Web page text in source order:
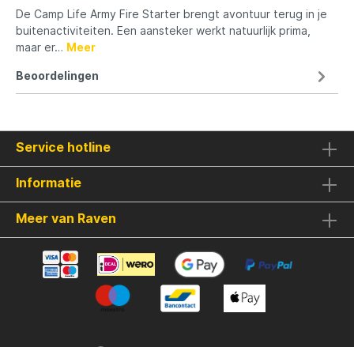
De Camp Life Army Fire Starter brengt avontuur terug in je
buitenactiviteiten. Een aansteker werkt natuurlijk prima,
maar er… Meer
Beoordelingen
Service hotline
Informatie
Meer van Raven